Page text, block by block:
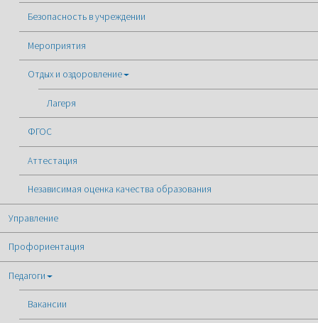
Безопасность в учреждении
Мероприятия
Отдых и оздоровление
Лагеря
ФГОС
Аттестация
Независимая оценка качества образования
Управление
Профориентация
Педагоги
Вакансии